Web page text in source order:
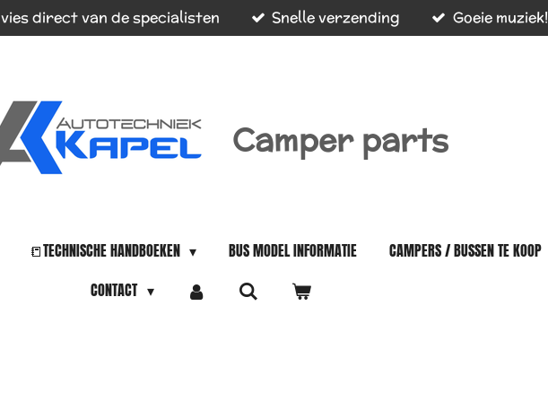
direct van de specialisten Snelle verzending Goeie muziek!
Camper parts
📒TECHNISCHE HANDBOEKEN BUS MODEL INFORMATIE CAMPERS / BUSSEN TE KOOP
CONTACT